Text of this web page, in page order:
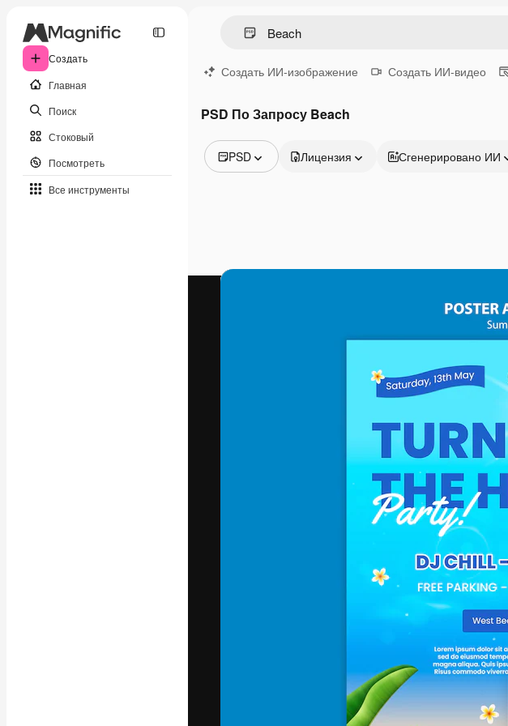
Создать
Главная
Поиск
Стоковый
Посмотреть
Все инструменты
Создать ИИ-изображение Создать ИИ-видео
PSD По Запросу Beach
PSD
Видео
Лицензия Сгенерировано ИИ
Креативная платформа для создания
ваших лучших работ. Более 1 миллиона
предприятий, агентств и студий.